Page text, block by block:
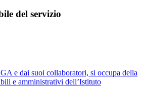
del servizio
e dai suoi collaboratori, si occupa della
e amministrativi dell’Istituto